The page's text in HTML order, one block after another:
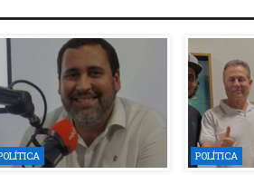
POLÍTICA